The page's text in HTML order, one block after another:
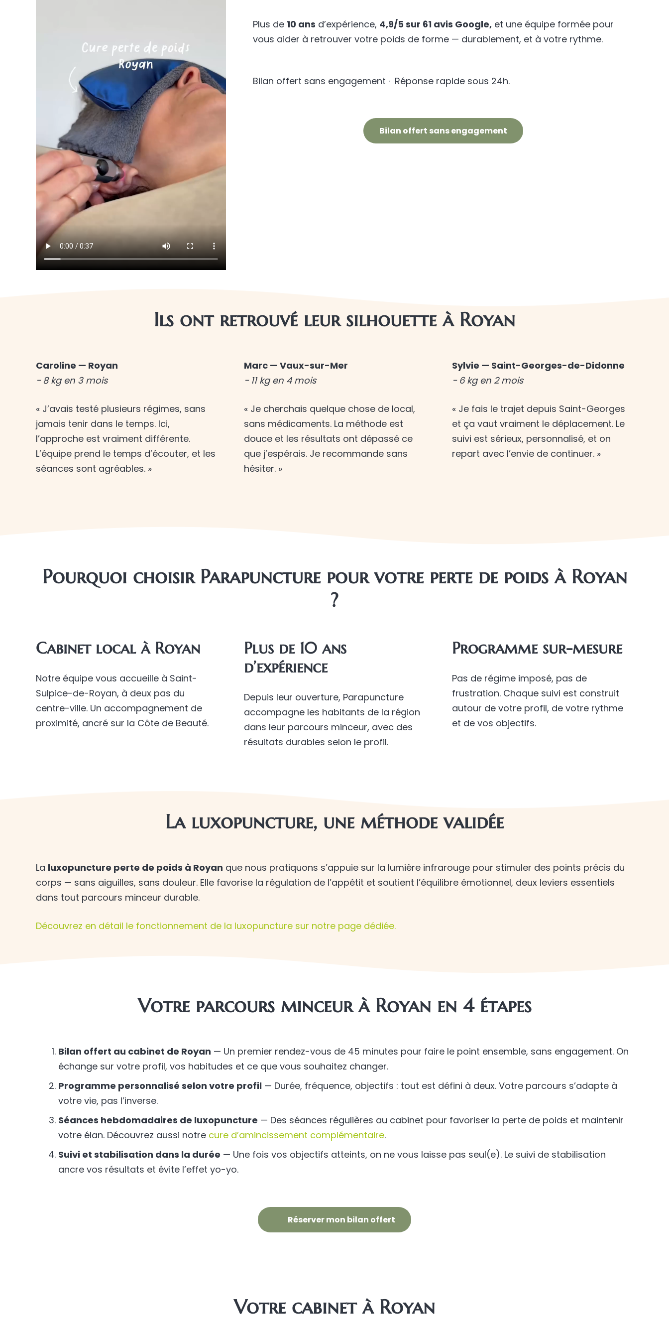
Plus de 10 ans d’expérience, 4,9/5 sur 61 avis Google, et une équipe formée pour
vous aider à retrouver votre poids de forme — durablement, et à votre rythme.
Bilan offert sans engagement · Réponse rapide sous 24h.
Bilan offert sans engagement
Ils ont retrouvé leur silhouette à Royan
Caroline — Royan
− 8 kg en 3 mois
« J’avais testé plusieurs régimes, sans
jamais tenir dans le temps. Ici,
l’approche est vraiment différente.
L’équipe prend le temps d’écouter, et les
séances sont agréables. »
Marc — Vaux-sur-Mer
− 11 kg en 4 mois
« Je cherchais quelque chose de local,
sans médicaments. La méthode est
douce et les résultats ont dépassé ce
que j’espérais. Je recommande sans
hésiter. »
Sylvie — Saint-Georges-de-Didonne
− 6 kg en 2 mois
« Je fais le trajet depuis Saint-Georges
et ça vaut vraiment le déplacement. Le
suivi est sérieux, personnalisé, et on
repart avec l’envie de continuer. »
Pourquoi choisir Parapuncture pour votre perte de poids à Royan
?
Cabinet local à Royan
Notre équipe vous accueille à Saint-
Sulpice-de-Royan, à deux pas du
centre-ville. Un accompagnement de
proximité, ancré sur la Côte de Beauté.
Plus de 10 ans
d’expérience
Depuis leur ouverture, Parapuncture
accompagne les habitants de la région
dans leur parcours minceur, avec des
résultats durables selon le profil.
Programme sur-mesure
Pas de régime imposé, pas de
frustration. Chaque suivi est construit
autour de votre profil, de votre rythme
et de vos objectifs.
La luxopuncture, une méthode validée
La luxopuncture perte de poids à Royan que nous pratiquons s’appuie sur la lumière infrarouge pour stimuler des points précis du
corps — sans aiguilles, sans douleur. Elle favorise la régulation de l’appétit et soutient l’équilibre émotionnel, deux leviers essentiels
dans tout parcours minceur durable.
Découvrez en détail le fonctionnement de la luxopuncture sur notre page dédiée.
Votre parcours minceur à Royan en 4 étapes
Bilan offert au cabinet de Royan — Un premier rendez-vous de 45 minutes pour faire le point ensemble, sans engagement. On
échange sur votre profil, vos habitudes et ce que vous souhaitez changer.
Programme personnalisé selon votre profil — Durée, fréquence, objectifs : tout est défini à deux. Votre parcours s’adapte à
votre vie, pas l’inverse.
Séances hebdomadaires de luxopuncture — Des séances régulières au cabinet pour favoriser la perte de poids et maintenir
votre élan. Découvrez aussi notre cure d’amincissement complémentaire.
Suivi et stabilisation dans la durée — Une fois vos objectifs atteints, on ne vous laisse pas seul(e). Le suivi de stabilisation
ancre vos résultats et évite l’effet yo-yo.
Réserver mon bilan offert
Votre cabinet à Royan